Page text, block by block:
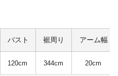
バスト 裾周り アーム幅
120cm 344cm 20cm